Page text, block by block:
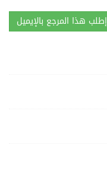
إطلب هذا المرجع بالإيميل